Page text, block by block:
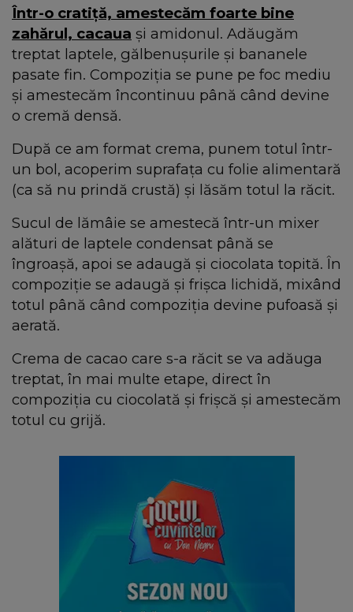
Într-o cratiță, amestecăm foarte bine
zahărul, cacaua și amidonul. Adăugăm
treptat laptele, gălbenușurile și bananele
pasate fin. Compoziția se pune pe foc mediu
și amestecăm încontinuu până când devine
o cremă densă.
După ce am format crema, punem totul într-
un bol, acoperim suprafața cu folie alimentară
(ca să nu prindă crustă) și lăsăm totul la răcit.
Sucul de lămâie se amestecă într-un mixer
alături de laptele condensat până se
îngroașă, apoi se adaugă și ciocolata topită. În
compoziție se adaugă și frișca lichidă, mixând
totul până când compoziția devine pufoasă și
aerată.
Crema de cacao care s-a răcit se va adăuga
treptat, în mai multe etape, direct în
compoziția cu ciocolată și frișcă și amestecăm
totul cu grijă.